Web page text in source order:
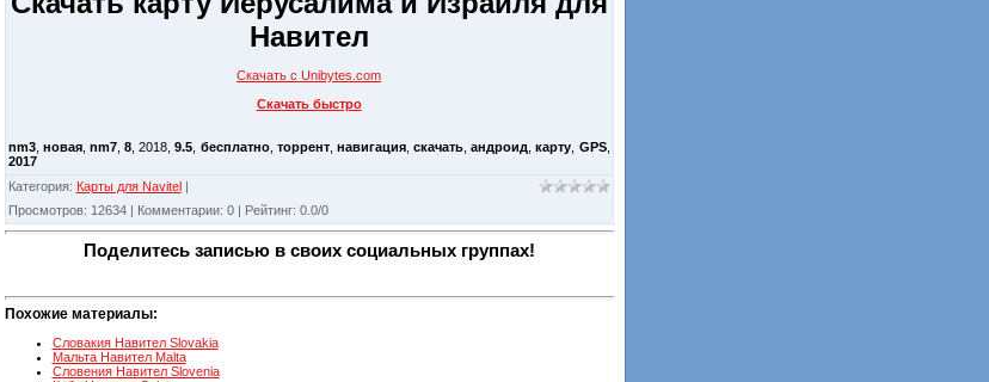
Навител
Скачать с Unibytes.com
Скачать быстро
nm3, новая, nm7,8 , 2018,9.5 бесплатно, торрент, навигация,скачать ,андроид ,карту GPS,
2017
Категория: Карты для Navitel|
Просмотров: 12634| Комментарии: 0 | Рейтинг: 0.0/0
Поделитесь записью в своих социальных группах!
Похожие материалы:
Словакия Навител Slovakia
Мальта Навител Malta
Словения Навител Slovenia